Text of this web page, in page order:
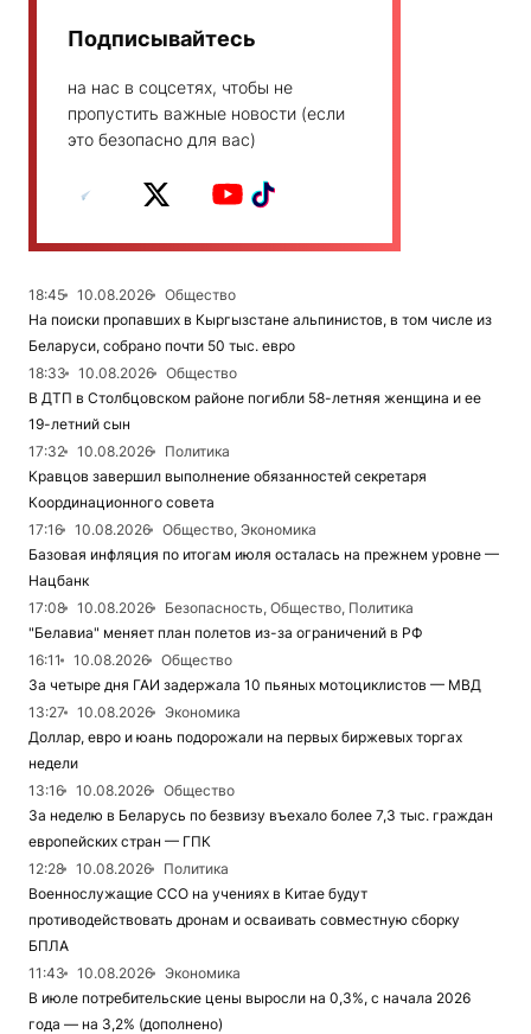
Подписывайтесь
на нас в соцсетях, чтобы не
пропустить важные новости (если
это безопасно для вас)
18:45 10.08.2026
Общество
На поиски пропавших в Кыргызстане альпинистов, в том числе из
Беларуси, собрано почти 50 тыс. евро
18:33
10.08.2026
Общество
В ДТП в Столбцовском районе погибли 58-летняя женщина и ее
19-летний сын
17:32
10.08.2026
Политика
Кравцов завершил выполнение обязанностей секретаря
Координационного совета
17:16
10.08.2026
Общество, Экономика
Базовая инфляция по итогам июля осталась на прежнем уровне —
Нацбанк
17:08
10.08.2026
Безопасность, Общество, Политика
"Белавиа" меняет план полетов из-за ограничений в РФ
16:11
10.08.2026
Общество
За четыре дня ГАИ задержала 10 пьяных мотоциклистов — МВД
13:27
10.08.2026
Экономика
Доллар, евро и юань подорожали на первых биржевых торгах
недели
13:16
10.08.2026
Общество
За неделю в Беларусь по безвизу въехало более 7,3 тыс. граждан
европейских стран — ГПК
12:28
10.08.2026
Политика
Военнослужащие ССО на учениях в Китае будут
противодействовать дронам и осваивать совместную сборку
БПЛА
11:43
10.08.2026
Экономика
В июле потребительские цены выросли на 0,3%, с начала 2026
года — на 3,2% (дополнено)